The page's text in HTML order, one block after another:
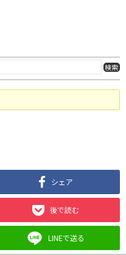
シェア
後で読む
LINEで送る